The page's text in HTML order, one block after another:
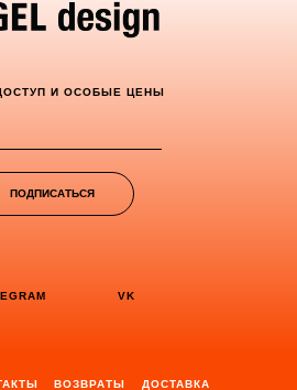
ДОСТАВКА
ВОЗВРАТЫ
VK
ПОДПИСАТЬСЯ
И ОСОБЫЕ ЦЕНЫ